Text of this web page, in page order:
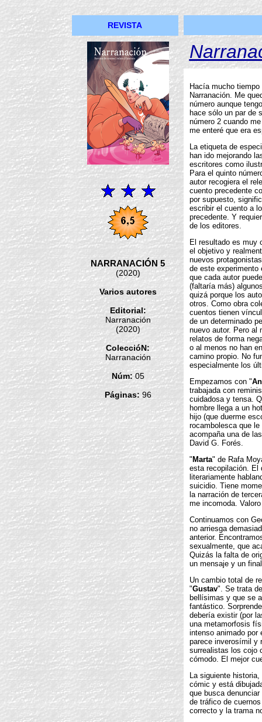
REVISTA
NARRANACIÓN 5
(2020)
Varios autores
Editorial:
Narranación
(2020)
ColeccióN:
Narranación
Núm:05
Páginas: 96
Hacía mucho
Narranación. Me
número aunque
hace sólo un par de
número 2 cuando
me enteré que era
La etiqueta de
han ido mejorando
escritores como
Para el quinto
autor recogiera el
cuento precedente
por supuesto,
escribir el cuento a
precedente. Y
de los editores.
El resultado es muy
el objetivo y
nuevos
de este experimento
que cada autor
(faltaría más)
quizá porque los
otros. Como obra
cuentos tienen
de un determinado
nuevo autor. Pero al
relatos de forma
o al menos no han
camino propio. No
especialmente los
Empezamos con "
trabajada con
cuidadosa y tensa.
hombre llega a un
hijo (que duerme
rocambolesca que
acompaña una de
David G. Forés.
" Marta" de Rafa
esta recopilación. El
literariamente
suicidio. Tiene
la narración de
me incomoda.
Continuamos con
no arriesga
anterior.
sexualmente, que
Quizás la falta de
un mensaje y un
Un cambio total de
"Gustav". Se trata
bellísimas y que se
fantástico.
debería existir (por
una metamorfosis
intenso animado por
parece inverosímil y
surrealistas los cojo
cómodo. El mejor
La siguiente historia,
cómic y está
que busca
de tráfico de
correcto y la trama